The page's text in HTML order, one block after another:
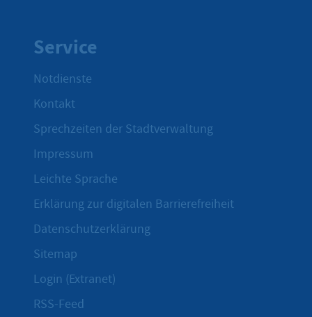
Service
Notdienste
Kontakt
Sprechzeiten der Stadtverwaltung
Impressum
Leichte Sprache
Erklärung zur digitalen Barrierefreiheit
Datenschutzerklärung
Sitemap
Login (Extranet)
RSS-Feed